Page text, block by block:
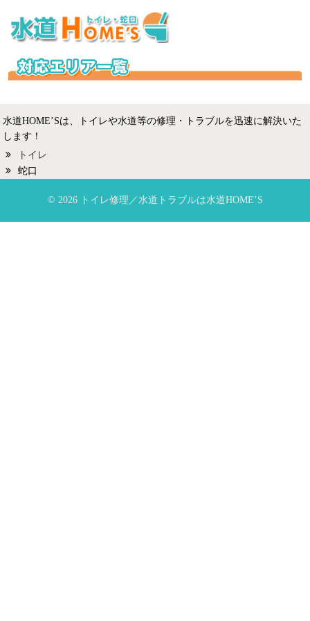
水道HOME’Sは、トイレや水道等の修理・トラブルを迅速に解決いた
します！
トイレ
蛇口
© 2026 トイレ修理／水道トラブルは水道HOME’S